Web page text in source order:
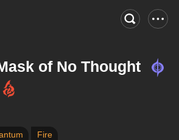
of No Thought
Fire